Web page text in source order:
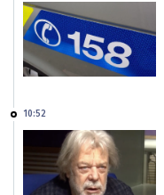
10:52